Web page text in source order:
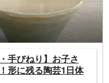
手びねり】お子さ
形に残る陶芸1日体